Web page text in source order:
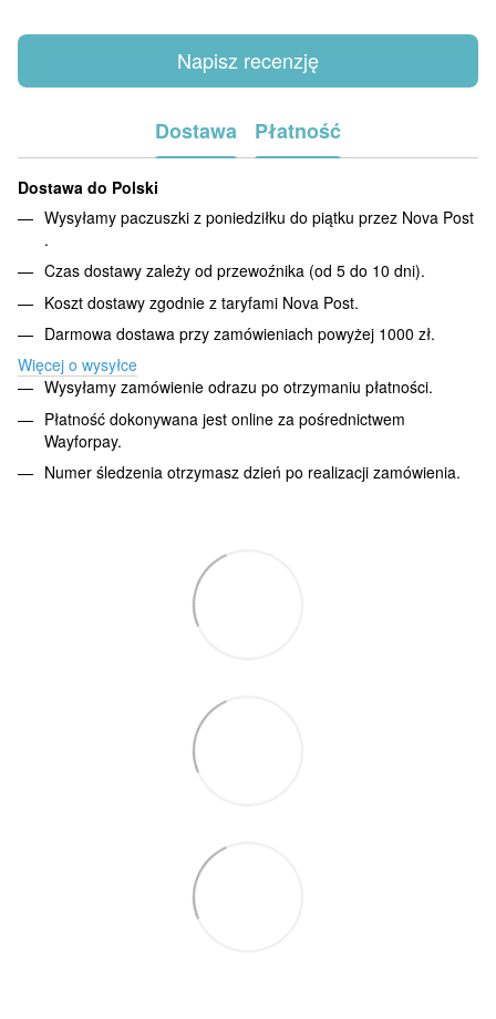
Napisz recenzję
Dostawa Płatność
Dostawa do Polski
Wysyłamy paczuszki z poniedziłku do piątku przez Nova Post
.
Czas dostawy zależy od przewoźnika (od 5 do 10 dni).
Koszt dostawy zgodnie z taryfami Nova Post.
Darmowa dostawa przy zamówieniach powyżej 1000 zł.
Więcej o wysyłce
Wysyłamy zamówienie odrazu po otrzymaniu płatności.
Płatność dokonywana jest online za pośrednictwem
Wayforpay.
Numer śledzenia otrzymasz dzień po realizacji zamówienia.